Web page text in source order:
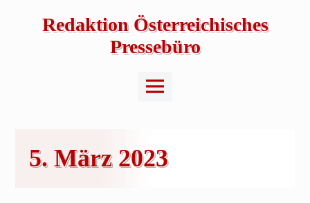
Redaktion Österreichisches
Pressebüro
Main
Menu
5. März 2023